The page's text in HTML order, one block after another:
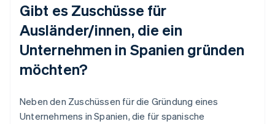
Gibt es Zuschüsse für
Ausländer/innen, die ein
Unternehmen in Spanien gründen
möchten?
Neben den Zuschüssen für die Gründung eines
Unternehmens in Spanien, die für spanische